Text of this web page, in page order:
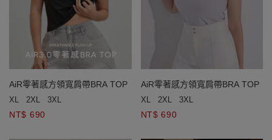
AiR零著感方領寬肩帶BRA TOP
XL 2XL 3XL
NT$ 690
AiR零著感方領寬肩帶BRA TOP
XL 2XL 3XL
NT$ 690